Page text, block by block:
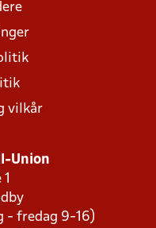
vilkår
Union
- fredag 9-16)